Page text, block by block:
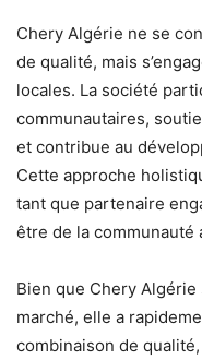
Chery Algérie ne se
de qualité, mais
locales. La société
communautaires,
et contribue au
Cette approche
tant que partenaire
être de la communauté
Bien que Chery
marché, elle a
combinaison de